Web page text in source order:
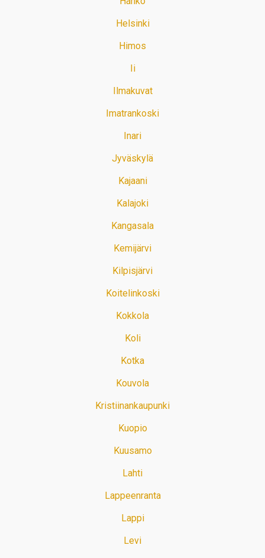
Helsinki
Himos
Ii
Ilmakuvat
Imatrankoski
Inari
Jyväskylä
Kajaani
Kalajoki
Kangasala
Kemijärvi
Kilpisjärvi
Koitelinkoski
Kokkola
Koli
Kotka
Kouvola
Kristiinankaupunki
Kuopio
Kuusamo
Lahti
Lappeenranta
Lappi
Levi